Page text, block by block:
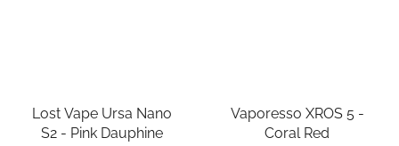
Lost Vape Ursa Nano
S2 - Pink Dauphine
Vaporesso XROS 5 -
Coral Red